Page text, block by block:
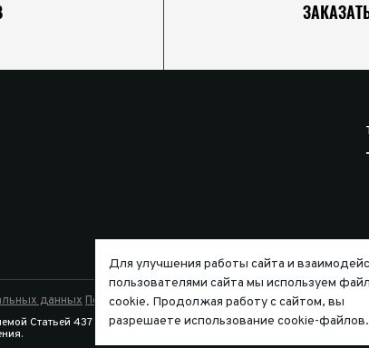
данных Политика использования файлов cookie
Статьей 437 Гражданского кодекса Российской Федерации.
Для улучшения работы сайта и
пользователями сайта мы используем
cookie. Продолжая работу с сайтом, вы
разрешаете использование cookie-файлов.